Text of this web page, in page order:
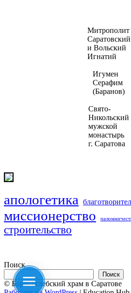
Митрополит
Саратовский
и Вольский
Игнатий
Игумен
Серафим
(Баранов)
Свято-
Никольский
мужской
монастырь
г. Саратова
апологетика
миссионерство
строительство
Поиск
Поиск
© Борисоглебский храм в Саратове